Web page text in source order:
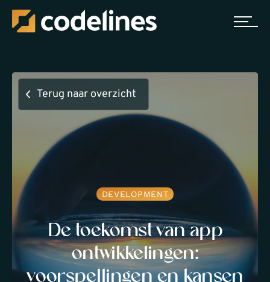
Terug naar overzicht
DEVELOPMENT
De toekomst van app
ontwikkelingen:
voorspellingen en kansen